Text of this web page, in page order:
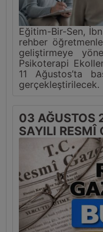
Eğitim-Bir-Sen,
rehber
geliştirmeye
Psikoterapi
11 Ağustos’ta
gerçekleştirilecek.
03 AĞUSTOS
SAYILI RESMÎ